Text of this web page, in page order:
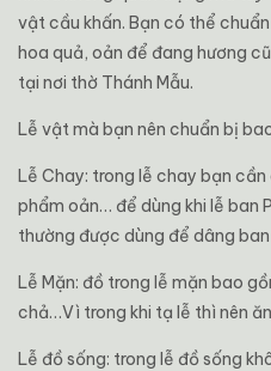
vật cầu khấn. Bạn có thể
hoa quả, oản để đang hương
tại nơi thờ Thánh Mẫu.
Lễ vật mà bạn nên chuẩn bị
Lễ Chay: trong lễ chay bạn
phẩm oản… để dùng khi lễ ban
thường được dùng để dâng ban
Lễ Mặn: đồ trong lễ mặn bao
chả…Vì trong khi tạ lễ thì nên
Lễ đồ sống: trong lễ đồ sống